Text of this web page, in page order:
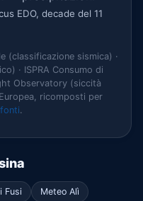
EDO, decade del 11
(classificazione sismica) ·
· ISPRA Consumo di
Observatory (siccità
ricomposti per
.
Fusi Meteo Alì